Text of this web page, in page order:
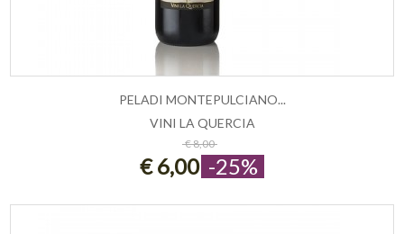
ESAURITO
PELADI MONTEPULCIANO...
VINI LA QUERCIA
€ 8,00
€ 6,00 -25%